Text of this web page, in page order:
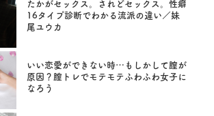
たかがセックス。されどセックス。性癖
16タイプ診断でわかる流派の違い／妹
尾ユウカ
いい恋愛ができない時…もしかして膣が
原因？膣トレでモテモテふわふわ女子に
なろう